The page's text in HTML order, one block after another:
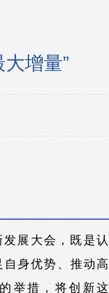
增量”
展大会，既是认
身优势、推动高
举措，将创新这